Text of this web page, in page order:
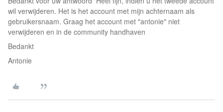
wil verwijderen. Het is het account met mijn achternaam als
gebruikersnaam. Graag het account met "antonie" niet
verwijderen en in de community handhaven
Bedankt
Antonie